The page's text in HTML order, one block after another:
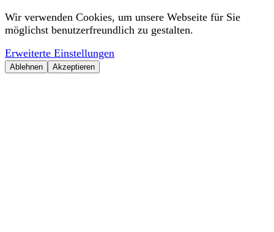
Wir verwenden Cookies, um unsere Webseite für Sie
möglichst benutzerfreundlich zu gestalten.
Erweiterte Einstellungen
Ablehnen Akzeptieren